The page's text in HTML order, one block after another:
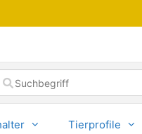
Tierprofile